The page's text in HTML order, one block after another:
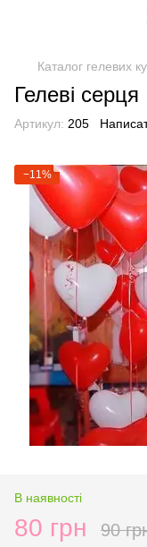
Каталог гелевих
Гелеві серця
Артикул: 205
−11%
В наявності
80 грн 90